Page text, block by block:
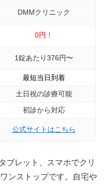
DMMクリニック
0円！
1錠あたり376円〜
最短当日到着
土日祝の診療可能
初診から対応
公式サイトはこちら
ブレット、スマホでクリ
ンストップです。自宅や